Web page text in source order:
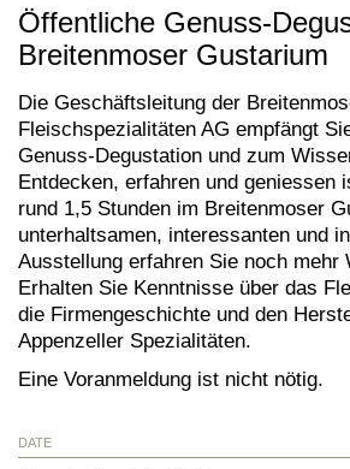
Öffentliche Genuss-
Breitenmoser Gustarium
Die Geschäftsleitung der
Fleischspezialitäten AG empfängt
Genuss-Degustation und zum
Entdecken, erfahren und geniessen
rund 1,5 Stunden im Breitenmoser
unterhaltsamen, interessanten und
Ausstellung erfahren Sie noch mehr
Erhalten Sie Kenntnisse über das
die Firmengeschichte und den
Appenzeller Spezialitäten.
Eine Voranmeldung ist nicht nötig.
DATE